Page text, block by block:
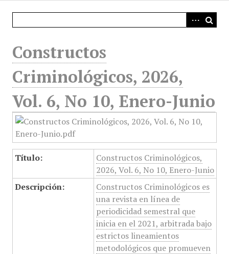
Constructos
Criminológicos, 2026,
Vol. 6, No 10, Enero-Junio
Título:
Constructos Criminológicos,
2026, Vol. 6, No 10, Enero-Junio
Descripción:
Constructos Criminológicos es
una revista en línea de
periodicidad semestral que
inicia en el 2021, arbitrada bajo
estrictos lineamientos
metodológicos que promueven